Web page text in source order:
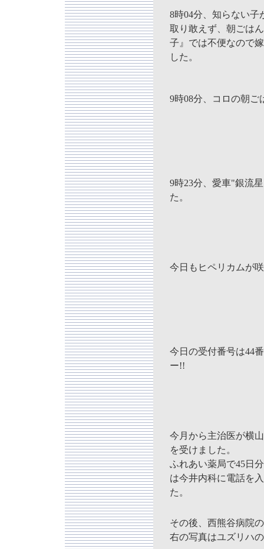
8時04分、知らない子
取り敢えず、朝ごは
子』では不便なので
した。
9時08分、コロの朝ご
9時23分、愛車"銀流
た。
今日もヒペリカムが
今日の受付番号は44
ー!!
今月から主治医が横
を受けました。
ふれあい薬局で45日
は今井内科に電話を
た。
その後、西熊谷病院
右の写真はユズリハ